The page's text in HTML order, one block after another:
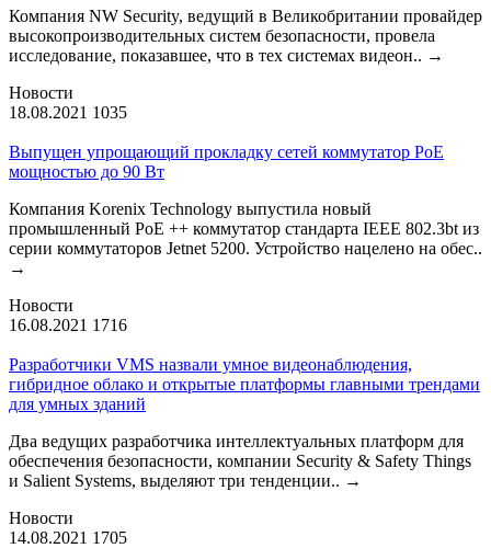
Компания NW Security, ведущий в Великобритании провайдер
высокопроизводительных систем безопасности, провела
исследование, показавшее, что в тех системах видеон.. →
Новости
18.08.2021 1035
Выпущен упрощающий прокладку сетей коммутатор PoE
мощностью до 90 Вт
Компания Korenix Technology выпустила новый
промышленный PoE ++ коммутатор стандарта IEEE 802.3bt из
серии коммутаторов Jetnet 5200. Устройство нацелено на обес..
→
Новости
16.08.2021 1716
Разработчики VMS назвали умное видеонаблюдения,
гибридное облако и открытые платформы главными трендами
для умных зданий
Два ведущих разработчика интеллектуальных платформ для
обеспечения безопасности, компании Security & Safety Things
и Salient Systems, выделяют три тенденции.. →
Новости
14.08.2021 1705